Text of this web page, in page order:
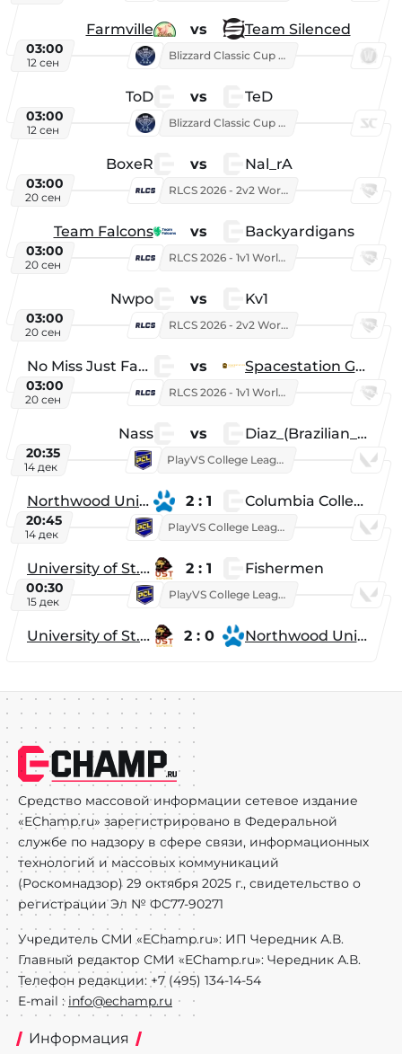
Farmville vs Team Silenced
03:00
12 сен
Blizzard Classic Cup 2026
ToD vs TeD
03:00
12 сен
Blizzard Classic Cup 2026
BoxeR vs Nal_rA
03:00
20 сен
RLCS 2026 - 2v2 World Championship
Team Falcons vs Backyardigans
03:00
20 сен
RLCS 2026 - 1v1 World Championship
Nwpo vs Kv1
03:00
20 сен
RLCS 2026 - 2v2 World Championship
No Miss Just Fake vs Spacestation Gaming
03:00
20 сен
RLCS 2026 - 1v1 World Championship
Nass vs Diaz_(Brazilian_Player)
20:35
14 дек
PlayVS College League 2025: Fall
Northwood University 2 : 1 Columbia College
20:45
14 дек
PlayVS College League 2025: Fall
University of St. Thomas 2 : 1 Fishermen
00:30
15 дек
PlayVS College League 2025: Fall
University of St. Thomas 2 : 0 Northwood University
Средство массовой информации сетевое издание
«EChamp.ru» зарегистрировано в Федеральной
службе по надзору в сфере связи, информационных
технологий и массовых коммуникаций
(Роскомнадзор) 29 октября 2025 г., свидетельство о
регистрации Эл № ФС77-90271
Учредитель СМИ «EChamp.ru»: ИП Чередник А.В.
Главный редактор СМИ «EChamp.ru»: Чередник А.В.
Телефон редакции: +7 (495) 134-14-54
E-mail : info@echamp.ru
Информация